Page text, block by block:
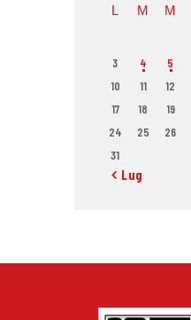
L M M
3
4 5
10
11 12
17
18 19
24
25 26
31
« Lug